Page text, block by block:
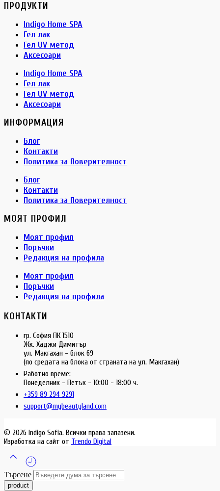
ПРОДУКТИ
Indigo Home SPA
Гел лак
Гел UV метод
Аксесоари
Indigo Home SPA
Гел лак
Гел UV метод
Аксесоари
ИНФОРМАЦИЯ
Блог
Контакти
Политика за Поверителност
Блог
Контакти
Политика за Поверителност
МОЯТ ПРОФИЛ
Моят профил
Поръчки
Редакция на профила
Моят профил
Поръчки
Редакция на профила
КОНТАКТИ
гр. София ПК 1510
Жк. Хаджи Димитър
ул. Макгахан - блок 69
(по средата на блока от страната на ул. Макгахан)
Работно време:
Понеделник - Петък - 10:00 - 18:00 ч.
+359 89 294 9291
support@mybeautyland.com
© 2026 Indigo Sofia. Всички права запазени.
Изработка на сайт от Trendo Digital
Търсене